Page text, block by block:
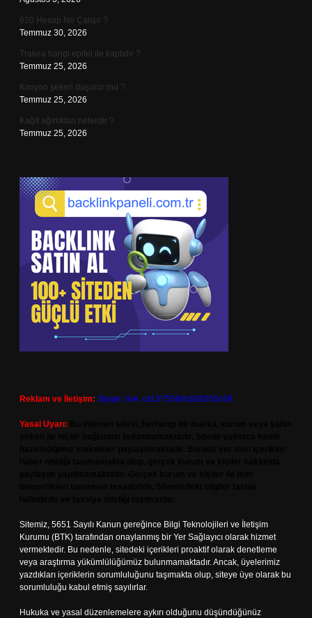
620 Hesap Ne Çalışır ?
Temmuz 30, 2026
Trakea hangi epitel ile kaplıdır ?
Temmuz 25, 2026
Kimyon şekeri düşürür mü ?
Temmuz 25, 2026
Kağıt ağırlıkları nelerdir ?
Temmuz 25, 2026
Reklam ve İletişim: Skype: live:.cid.575569c608265c69
Yasal Uyarı:
Sitemiz, 5651 Sayılı Kanun gereğince Bilgi Teknolojileri ve İletişim
Kurumu (BTK) tarafından onaylanmış bir Yer Sağlayıcı olarak hizmet
vermektedir. Bu nedenle, sitedeki içerikleri proaktif olarak denetleme
veya araştırma yükümlülüğümüz bulunmamaktadır. Ancak, üyelerimiz
yazdıkları içeriklerin sorumluluğunu taşımakta olup, siteye üye olarak bu
sorumluluğu kabul etmiş sayılırlar.
Hukuka ve yasal düzenlemelere aykırı olduğunu düşündüğünüz